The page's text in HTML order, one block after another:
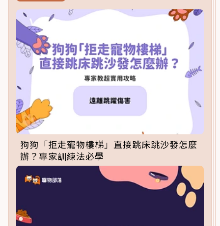
狗狗「拒走寵物樓梯」直接跳床跳沙發怎麼
辦？專家訓練法必學